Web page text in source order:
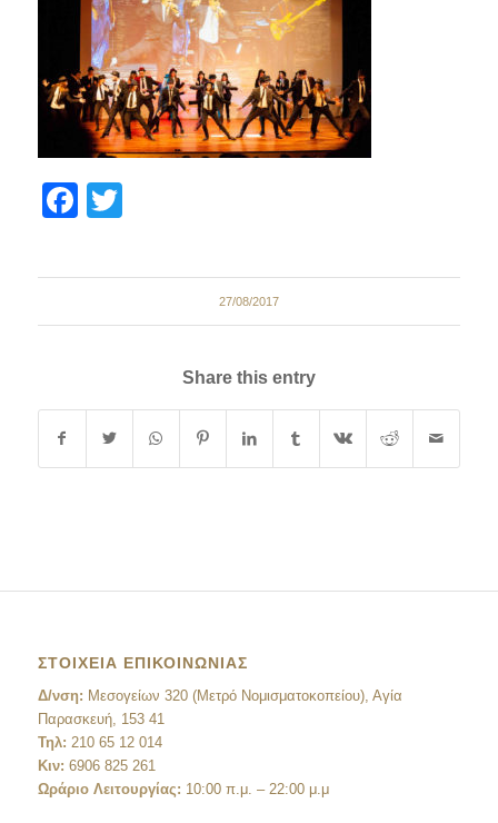
Facebook
27/08/2017
Share this entry
ΣΤΟΙΧΕΙΑ ΕΠΙΚΟΙΝΩΝΙΑΣ
Δ/νση: Μεσογείων 320 (Μετρό Νομισματοκοπείου), Αγία
Παρασκευή, 153 41
Τηλ: 210 65 12 014
Κιν: 6906 825 261
Ωράριο Λειτουργίας: 10:00 π.μ. – 22:00 μ.μ